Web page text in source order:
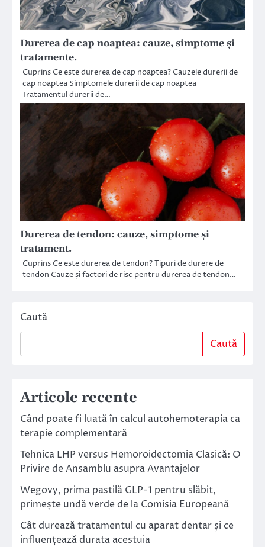
Durerea de cap noaptea: cauze, simptome și
tratamente.
Cuprins Ce este durerea de cap noaptea? Cauzele durerii de
cap noaptea Simptomele durerii de cap noaptea
Tratamentul durerii de…
Durerea de tendon: cauze, simptome și
tratament.
Cuprins Ce este durerea de tendon? Tipuri de durere de
tendon Cauze și factori de risc pentru durerea de tendon…
Caută
Caută
Articole recente
Când poate fi luată în calcul autohemoterapia ca
terapie complementară
Tehnica LHP versus Hemoroidectomia Clasică: O
Privire de Ansamblu asupra Avantajelor
Wegovy, prima pastilă GLP-1 pentru slăbit,
primește undă verde de la Comisia Europeană
Cât durează tratamentul cu aparat dentar și ce
influențează durata acestuia